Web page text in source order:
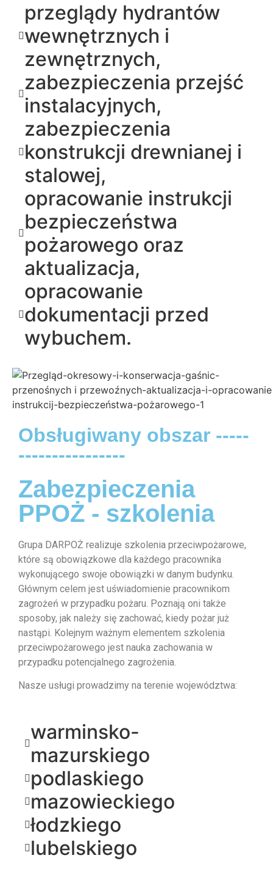
przeglądy hydrantów
wewnętrznych i
zewnętrznych,
zabezpieczenia przejść
instalacyjnych,
zabezpieczenia
konstrukcji drewnianej i
stalowej,
opracowanie instrukcji
bezpieczeństwa
pożarowego oraz
aktualizacja,
opracowanie
dokumentacji przed
wybuchem.
Obsługiwany obszar -----
----------------
Zabezpieczenia
PPOŻ - szkolenia
Grupa DARPOŻ realizuje szkolenia przeciwpożarowe,
które są obowiązkowe dla każdego pracownika
wykonującego swoje obowiązki w danym budynku.
Głównym celem jest uświadomienie pracownikom
zagrożeń w przypadku pożaru. Poznają oni także
sposoby, jak należy się zachować, kiedy pożar już
nastąpi. Kolejnym ważnym elementem szkolenia
przeciwpożarowego jest nauka zachowania w
przypadku potencjalnego zagrożenia.
Nasze usługi prowadzimy na terenie województwa:
warminsko-
mazurskiego
podlaskiego
mazowieckiego
łodzkiego
lubelskiego